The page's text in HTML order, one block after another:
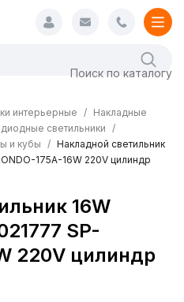
интерьерные
Накладные
светильники
и кубы
Накладной светильник
175A-16W 220V цилиндр
16W
SP-
220V цилиндр